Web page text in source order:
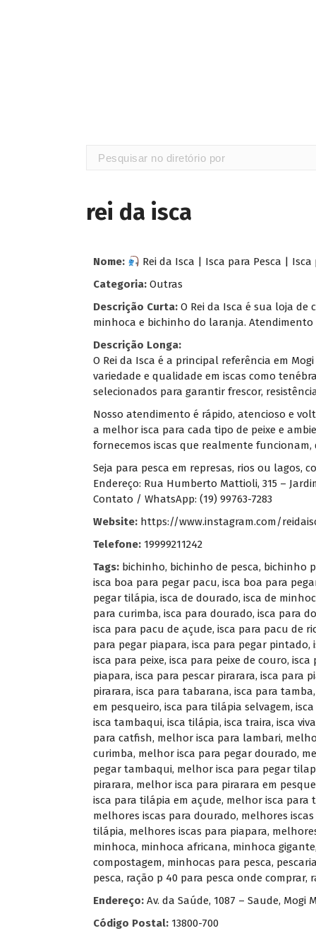
rei da isca
Nome:
Rei da Isca | Isca para Pesca |
Categoria: Outras
Descrição Curta: O Rei da Isca é sua loja
minhoca e bichinho do laranja.
Descrição Longa:
O Rei da Isca é a principal referência em
variedade e qualidade em iscas como
selecionados para garantir frescor,
Nosso atendimento é rápido, atencioso e
a melhor isca para cada tipo de peixe e
fornecemos iscas que realmente
Seja para pesca em represas, rios ou lagos,
Endereço: Rua Humberto Mattioli, 315 –
Contato / WhatsApp: (19) 99763-7283
Website: https://www.instagram.com/
Telefone: 19999211242
Tags: bichinho, bichinho de pesca, bichinho
isca boa para pegar pacu, isca boa para
pegar tilápia, isca de dourado, isca de
para curimba, isca para dourado, isca para
isca para pacu de açude, isca para pacu de
para pegar piapara, isca para pegar pintado,
isca para peixe, isca para peixe de couro, isca
piapara, isca para pescar pirarara, isca para
pirarara, isca para tabarana, isca para tamba,
em pesqueiro, isca para tilápia selvagem,
isca tambaqui, isca tilápia, isca traira, isca viva
para catfish, melhor isca para lambari,
curimba, melhor isca para pegar dourado,
pegar tambaqui, melhor isca para pegar
pirarara, melhor isca para pirarara em
isca para tilápia em açude, melhor isca para
melhores iscas para dourado, melhores
tilápia, melhores iscas para piapara,
minhoca, minhoca africana, minhoca gigante,
compostagem, minhocas para pesca, pescaria
pesca, ração p 40 para pesca onde comprar,
Endereço: Av. da Saúde, 1087 – Saude, Mogi
Código Postal: 13800-700